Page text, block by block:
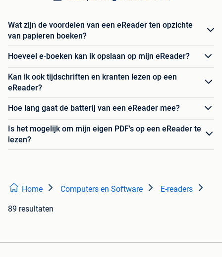
Wat zijn de voordelen van een eReader ten opzichte
van papieren boeken?
Hoeveel e-boeken kan ik opslaan op mijn eReader?
Kan ik ook tijdschriften en kranten lezen op een
eReader?
Hoe lang gaat de batterij van een eReader mee?
Is het mogelijk om mijn eigen PDF's op een eReader te
lezen?
Home Computers en Software E-readers
89 resultaten